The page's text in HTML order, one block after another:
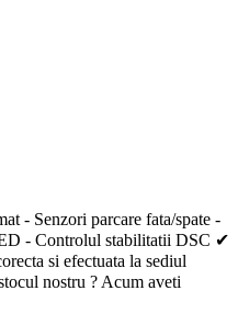
- Senzori parcare fata/spate -
- Controlul stabilitatii DSC ✔
si efectuata la sediul
nostru ? Acum aveti